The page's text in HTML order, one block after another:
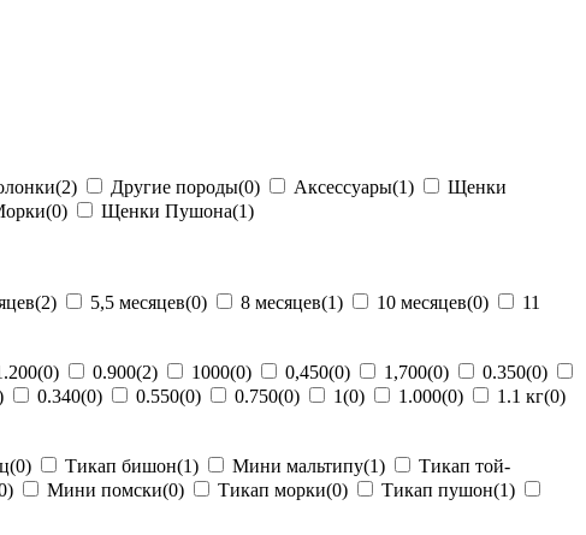
(2) Другие породы(0) Аксессуары(1)
Щенки
(0) Щенки Пушона(1)
(2) 5,5 месяцев(0) 8 месяцев(1) 10 месяцев(0)
11
(0) 0.900(2) 1000(0) 0,450(0) 1,700(0) 0.350(0)
0.340(0) 0.550(0) 0.750(0) 1(0) 1.000(0) 1.1 кг(0)
(0) Тикап бишон(1) Мини мальтипу(1)
Тикап той-
Мини помски(0) Тикап морки(0) Тикап пушон(1)